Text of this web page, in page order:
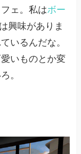
フェ。私はボー
興味がありま
いるんだな。
いものとか変
。